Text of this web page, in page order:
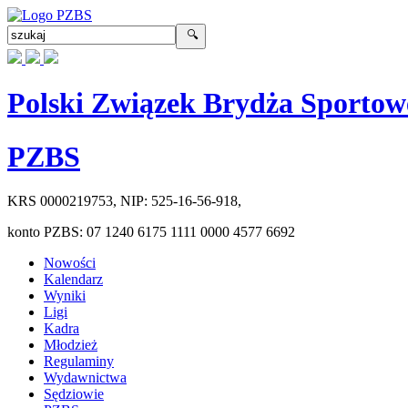
Polski Związek Brydża
PZBS
KRS 0000219753, NIP: 525-16-56-918,
konto PZBS: 07 1240 6175 1111 0000 4577 6692
Nowości
Kalendarz
Wyniki
Ligi
Kadra
Młodzież
Regulaminy
Wydawnictwa
Sędziowie